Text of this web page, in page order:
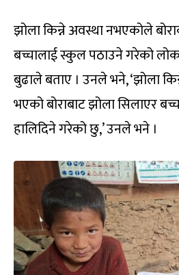
झोला किन्ने अवस्था नभएकोले
बच्चालाई स्कुल पठाउने गरेको
बुढाले बताए । उनले भने, ‘झोला
भएको बोराबाट झोला सिलाएर
हालिदिने गरेको छु,’ उनले भने ।